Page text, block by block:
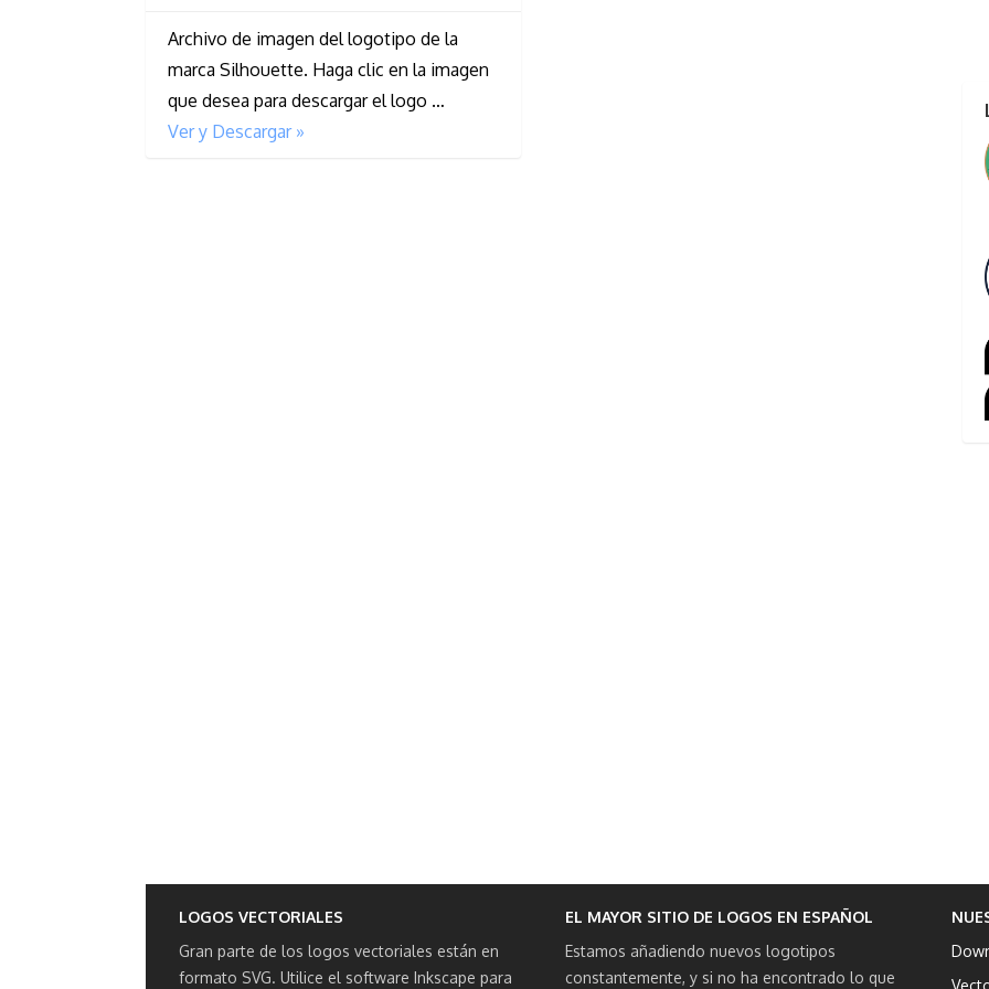
Archivo de imagen del logotipo de la
marca Silhouette. Haga clic en la imagen
que desea para descargar el logo …
Ver y Descargar »
LOGOS VECTORIALES
Gran parte de los logos vectoriales están en
formato SVG. Utilice el software Inkscape para
EL MAYOR SITIO DE LOGOS EN ESPAÑOL
Estamos añadiendo nuevos logotipos
constantemente, y si no ha encontrado lo que